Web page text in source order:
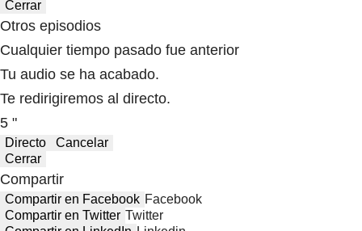
Cerrar
Otros episodios
Cualquier tiempo pasado fue anterior
Tu audio se ha acabado.
Te redirigiremos al directo.
5 "
Directo
Cancelar
Cerrar
Compartir
Compartir en Facebook Facebook
Compartir en Twitter Twitter